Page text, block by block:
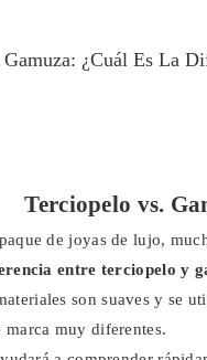
¿Cuál Es La
Terciopelo vs.
de joyas de lujo,
entre terciopelo y
son suaves y se
marca muy diferentes.